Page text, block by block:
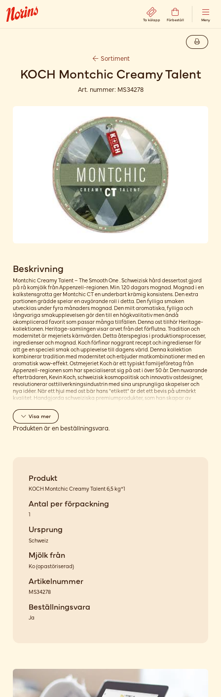
Ta kölapp Förbeställ Meny
Sortiment
KOCH Montchic Creamy Talent
Art. nummer: MS34278
Beskrivning
Montchic Creamy Talent – ​​The Smooth One . Schweizisk hård dessertost gjord
på rå komjölk från Appenzell-regionen. Min. 120 dagars mognad. Mognad i en
kalkstensgrotta ger Montchic CT en underbart krämig konsistens. Den extra
portionen grädde spelar en avgörande roll i detta. Den fylliga smaken
utvecklas under fyra månaders mognad. Den milt aromatiska, fylliga och
långvariga smakupplevelsen gör den till en högkvalitativ men ändå
okomplicerad favorit som passar många tillfällen. Denna ost tillhör Heritage-
kollektionen. Heritage-samlingen visar arvet från det förflutna. Tradition och
modernitet är mejeriets kärnvärden. Detta återspeglas i produktionsprocesser,
ingredienser och mognad. Koch förfinar noggrant recept och ingredienser för
att ge en speciell smak och upplevelse till dagens värld. Denna kollektion
kombinerar tradition med modernitet och erbjuder matkombinationer med en
aromatisk wow-effekt. Ostmejeriet Koch är ett typiskt familjeföretag från
Appenzell-regionen som har specialiserat sig på ost i över 50 år. Den nuvarande
efterträdaren, Kevin Koch, schweizisk kosmopolitisk och innovativ ostdesigner,
revolutionerar osttillverkningsindustrin med sina ursprungliga skapelser och
nya idéer. När ett hjul med ost bär hans "etikett" är det ett bevis på utmärkt
kvalitet. Handgjorda schweiziska premiumprodukter, som han skapar av
"Tailor-Made Cheese".
Visamer
Produkten är en beställningsvara.
Produkt
KOCH Montchic Creamy Talent 6,5 kg*1
Antal per förpackning
1
Ursprung
Schweiz
Mjölk från
Ko(opastöriserad)
Artikelnummer
MS34278
Beställningsvara
Ja